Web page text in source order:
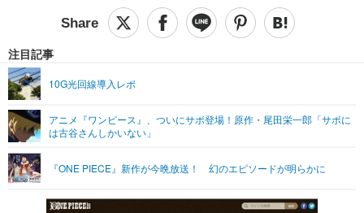
ショッピング その他
エンタメTOP 映画・ドラマ
グラビア
ショッピング その他
ライフTOP
その他
リリース一覧
プッシュ通知の停止方法
注目記事
10G光回線導入レポ
アニメ『ワンピース』、ついにサボ登場！原作・尾田栄一郎「サボに
は古谷さんしかいない」
『ONE PIECE』新作が今晩放送！ 幻のエピソードが明らかに